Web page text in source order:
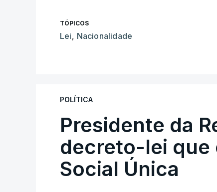
TÓPICOS
Lei, Nacionalidade
POLÍTICA
Presidente da
decreto-lei que
Social Única